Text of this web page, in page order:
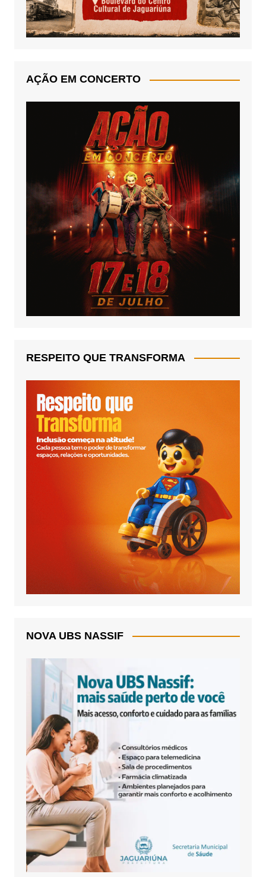
AÇÃO EM CONCERTO
RESPEITO QUE TRANSFORMA
NOVA UBS NASSIF